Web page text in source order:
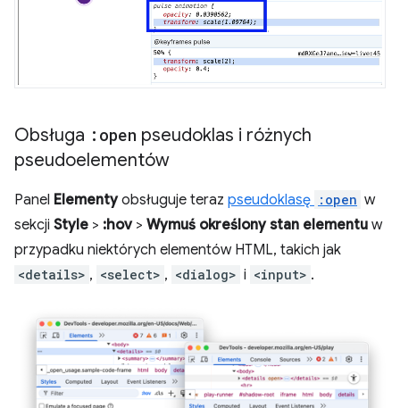
Obsługa :open pseudoklas i różnych
pseudoelementów
Panel Elementyobsługuje teraz pseudoklasę :open w
sekcji Style > :hov> Wymuś określony stan elementu w
przypadku niektórych elementów HTML, takich jak
<details> , <select> , <dialog> i <input> .